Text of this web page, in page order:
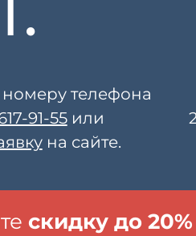
телефона
91-55или
на сайте.
скидку до 20%